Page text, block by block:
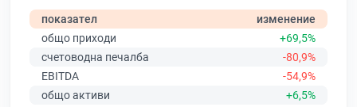
показател
изменение
общо приходи
+69,5%
счетоводна печалба
-80,9%
EBITDA
-54,9%
общо активи
+6,5%